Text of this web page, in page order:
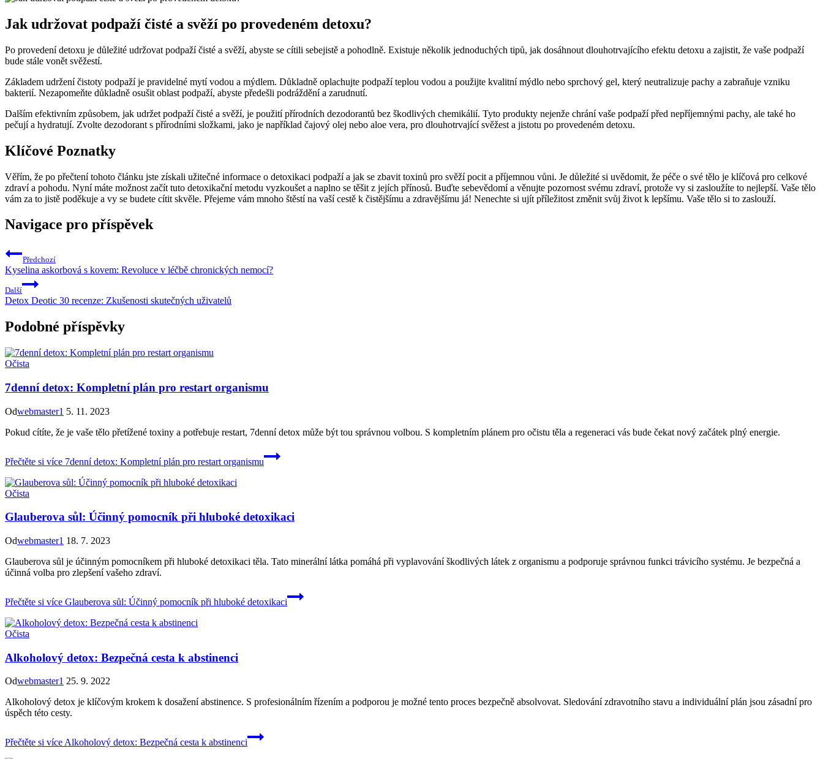
Jak udržovat podpaží čisté a svěží po provedeném detoxu?
Po provedení detoxu je důležité udržovat podpaží čisté a svěží, abyste se cítili sebejistě a pohodlně. Existuje několik jednoduchých tipů, jak dosáhnout dlouhotrvajícího efektu detoxu a zajistit, že vaše podpaží
bude stále vonět svěžestí.
Základem udržení čistoty podpaží je pravidelné mytí vodou a mýdlem. Důkladně oplachujte podpaží teplou vodou a použijte kvalitní mýdlo nebo sprchový gel, který neutralizuje pachy a zabraňuje vzniku
bakterií. Nezapomeňte důkladně osušit oblast podpaží, abyste předešli podráždění a zarudnutí.
Dalším efektivním způsobem, jak udržet podpaží čisté a svěží, je použití přírodních dezodorantů bez škodlivých chemikálií. Tyto produkty nejenže chrání vaše podpaží před nepříjemnými pachy, ale také ho
pečují a hydratují. Zvolte dezodorant s přírodními složkami, jako je například čajový olej nebo aloe vera, pro dlouhotrvající svěžest a jistotu po provedeném detoxu.
Klíčové Poznatky
Věřím, že po přečtení tohoto článku jste získali užitečné informace o detoxikaci podpaží a jak se zbavit toxinů pro svěží pocit a příjemnou vůni. Je důležité si uvědomit, že péče o své tělo je klíčová pro celkové
zdraví a pohodu. Nyní máte možnost začít tuto detoxikační metodu vyzkoušet a naplno se těšit z jejích přínosů. Buďte sebevědomí a věnujte pozornost svému zdraví, protože vy si zasloužíte to nejlepší. Vaše tělo
vám za to jistě poděkuje a vy se budete cítit skvěle. Přejeme vám mnoho štěstí na vaší cestě k čistějšímu a zdravějšímu já! Nenechte si ujít příležitost změnit svůj život k lepšímu. Vaše tělo si to zaslouží.
Navigace pro příspěvek
Předchozí
Kyselina askorbová s kovem: Revoluce v léčbě chronických nemocí?
Další
Detox Deotic 30 recenze: Zkušenosti skutečných uživatelů
Podobné příspěvky
Očista
7denní detox: Kompletní plán pro restart organismu
Odwebmaster1 5. 11. 2023
Pokud cítíte, že je vaše tělo přetížené toxiny a potřebuje restart, 7denní detox může být tou správnou volbou. S kompletním plánem pro očistu těla a regeneraci vás bude čekat nový začátek plný energie.
Přečtěte si více 7denní detox: Kompletní plán pro restart organismu
Očista
Glauberova sůl: Účinný pomocník při hluboké detoxikaci
Odwebmaster1 18. 7. 2023
Glauberova sůl je účinným pomocníkem při hluboké detoxikaci těla. Tato minerální látka pomáhá při vyplavování škodlivých látek z organismu a podporuje správnou funkci trávicího systému. Je bezpečná a
účinná volba pro zlepšení vašeho zdraví.
Přečtěte si více Glauberova sůl: Účinný pomocník při hluboké detoxikaci
Očista
Alkoholový detox: Bezpečná cesta k abstinenci
Odwebmaster1 25. 9. 2022
Alkoholový detox je klíčovým krokem k dosažení abstinence. S profesionálním řízením a podporou je možné tento proces bezpečně absolvovat. Sledování zdravotního stavu a individuální plán jsou zásadní pro
úspěch této cesty.
Přečtěte si víceAlkoholový detox: Bezpečná cesta k abstinenci